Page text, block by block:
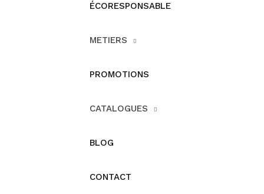
ÉCORESPONSABLE
METIERS
PROMOTIONS
CATALOGUES
BLOG
CONTACT